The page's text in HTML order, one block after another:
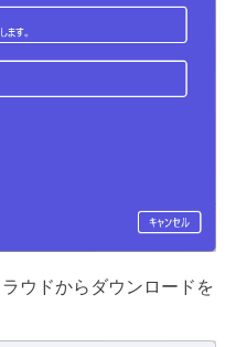
ウドからダウンロードを